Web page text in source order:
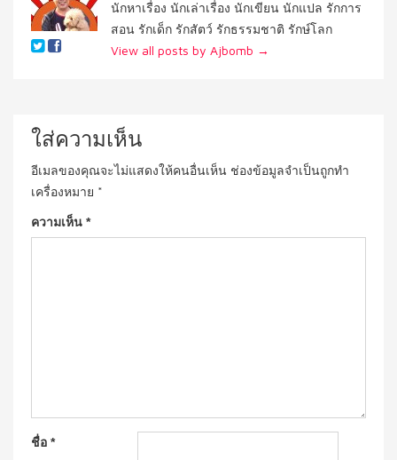
นักหาเรื่อง นักเล่าเรื่อง นักเขียน นักแปล รักการ
สอน รักเด็ก รักสัตว์ รักธรรมชาติ รักษ์โลก
View all posts by Ajbomb →
ใส่ความเห็น
อีเมลของคุณจะไม่แสดงให้คนอื่นเห็น ช่องข้อมูลจำเป็นถูกทำ
เครื่องหมาย *
ความเห็น *
ชื่อ *